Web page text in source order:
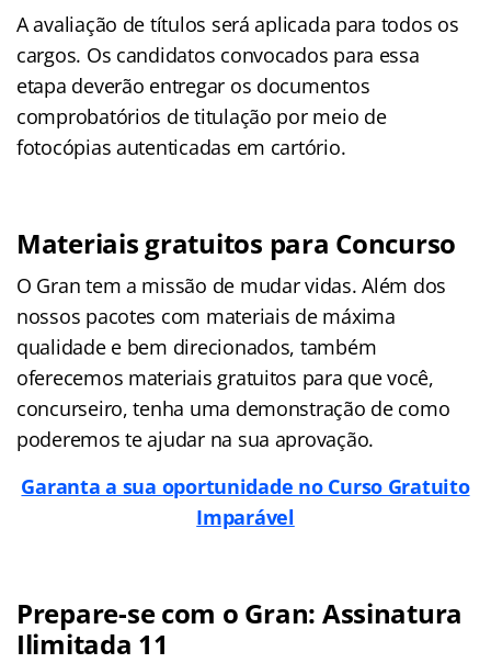
A avaliação de títulos será aplicada para todos os
cargos. Os candidatos convocados para essa
etapa deverão entregar os documentos
comprobatórios de titulação por meio de
fotocópias autenticadas em cartório.
Materiais gratuitos para Concurso
O Gran tem a missão de mudar vidas. Além dos
nossos pacotes com materiais de máxima
qualidade e bem direcionados, também
oferecemos materiais gratuitos para que você,
concurseiro, tenha uma demonstração de como
poderemos te ajudar na sua aprovação.
Garanta a sua oportunidade no Curso Gratuito
Imparável
Prepare-se com o Gran: Assinatura
Ilimitada 11